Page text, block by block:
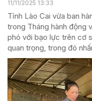
11/11/2025 13:33
Tỉnh Lào Cai vừa ban
trong Tháng hành động
phó với bạo lực trên cơ
quan trọng, trong đó